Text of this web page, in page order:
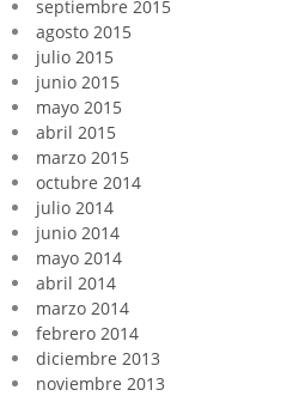
septiembre 2015
agosto 2015
julio 2015
junio 2015
mayo 2015
abril 2015
marzo 2015
octubre 2014
julio 2014
junio 2014
mayo 2014
abril 2014
marzo 2014
febrero 2014
diciembre 2013
noviembre 2013